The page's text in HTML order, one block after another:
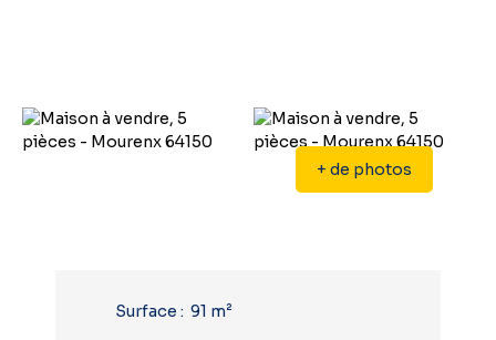
+ de photos
Surface : 91 m²